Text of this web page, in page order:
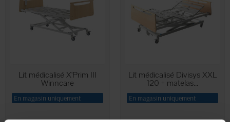
Lit médicalisé X'Prim III
Winncare
En magasin uniquement
Lit médicalisé Divisys XXL
120 + matelas...
En magasin uniquement